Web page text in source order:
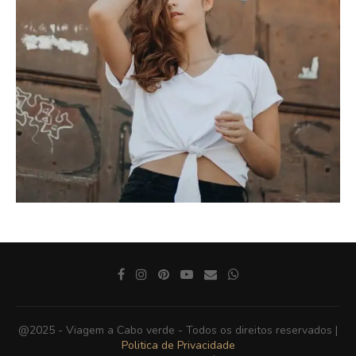
@2025 - Viagem a Cabo verde - Todos os direitos reservados |
Politica de Privacidade